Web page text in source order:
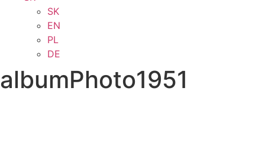
SK
EN
PL
DE
albumPhoto1951